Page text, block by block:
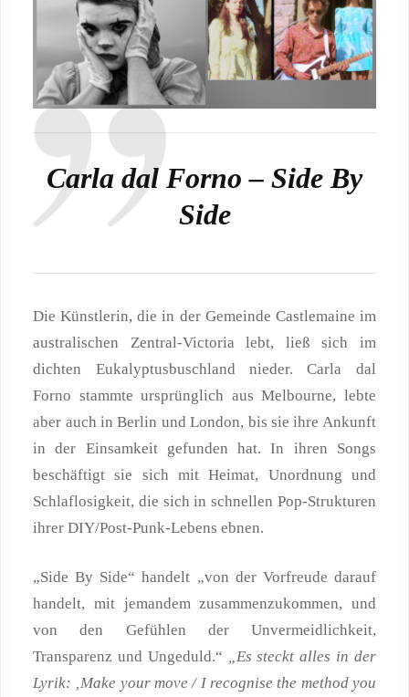
Carla dal Forno – Side By
Side
Die Künstlerin, die in der Gemeinde Castlemaine im
australischen Zentral-Victoria lebt, ließ sich im
dichten Eukalyptusbuschland nieder. Carla dal
Forno stammte ursprünglich aus Melbourne, lebte
aber auch in Berlin und London, bis sie ihre Ankunft
in der Einsamkeit gefunden hat. In ihren Songs
beschäftigt sie sich mit Heimat, Unordnung und
Schlaflosigkeit, die sich in schnellen Pop-Strukturen
ihrer DIY/Post-Punk-Lebens ebnen.
„Side By Side“ handelt „von der Vorfreude darauf
handelt, mit jemandem zusammenzukommen, und
von den Gefühlen der Unvermeidlichkeit,
Transparenz und Ungeduld.“ „Es steckt alles in der
Lyrik: ‚Make your move / I recognise the method you